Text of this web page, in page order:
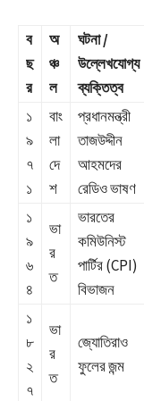
ব
ছ
র
অ
ঞ্চ
ল
ঘটনা /
উল্লেখযোগ্য
ব্যক্তিত্ব
১
৯
৭
১
বাং
লা
দে
শ
প্রধানমন্ত্রী
তাজউদ্দীন
আহমদের
রেডিও ভাষণ
১
৯
৬
৪
ভা
র
ত
ভারতের
কমিউনিস্ট
পার্টির (CPI)
বিভাজন
১
৮
২
৭
ভা
র
ত
জ্যোতিরাও
ফুলের জন্ম